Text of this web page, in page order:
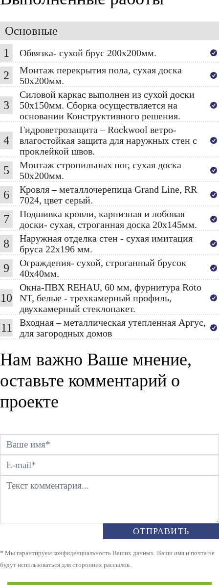
Основные
1 Обвязка- сухой брус 200х200мм.
2
Монтаж перекрытия пола, сухая доска
50х200мм.
3
Силовой каркас выполнен из сухой доски
50х150мм. Сборка осуществляется на
основании Конструктивного решения.
4
Гидроветрозащита – Rockwool ветро-
влагостойкая защита для наружных стен с
проклейкой швов.
5
Монтаж стропильных ног, сухая доска
50х200мм.
6
Кровля – металлочерепица Grand Line, RR
7024, цвет серый.
7
Подшивка кровли, карнизная и лобовая
доски- сухая, строганная доска 20х145мм.
8
Наружная отделка стен - сухая имитация
бруса 22х196 мм.
9
Ограждения- сухой, строганный брусок
40х40мм.
10
Окна-ПВХ REHAU, 60 мм, фурнитура Roto
NT, белые - трехкамерный профиль,
двухкамерный стеклопакет.
11
Входная – металлическая утепленная Аргус,
для загородных домов
Нам важно Ваше мнение,
оставьте комментарий о
проекте
ОТПРАВИТЬ
* Мы гарантируем конфиденциальность Ваших данных. Ваши имя и почта не
будут использоваться для сторонних рассылок.